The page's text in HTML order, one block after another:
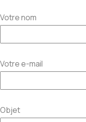
Votre nom
Votre e-mail
Objet